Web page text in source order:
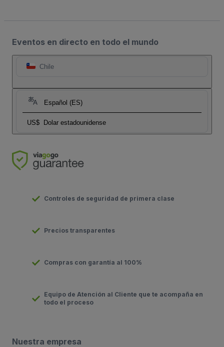
Eventos en directo en todo el mundo
Chile
Español (ES)
US$ Dolar estadounidense
Controles de seguridad de primera clase
Precios transparentes
Compras con garantía al 100%
Equipo de Atención al Cliente que te acompaña en
todo el proceso
Nuestra empresa